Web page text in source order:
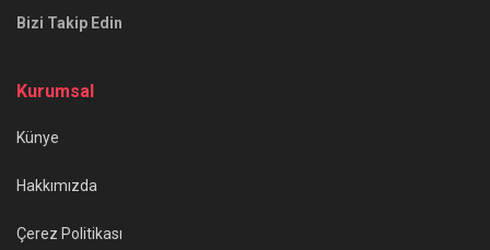
Bizi Takip Edin
Kurumsal
Künye
Hakkımızda
Çerez Politikası